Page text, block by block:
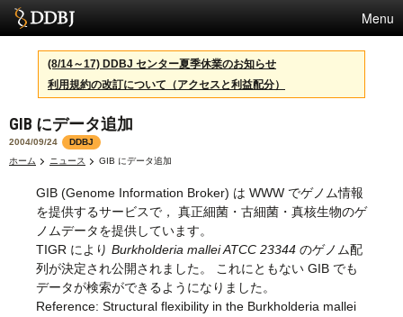
Menu
サービス
スパコン
統計
活動
センターについて
利用規約
問合せ
(8/14～17) DDBJ センター夏季休業のお知らせ
利用規約の改訂について（アクセスと利益配分）
GIB にデータ追加
2004/09/24
DDBJ
ホーム
ニュース GIB にデータ追加
GIB (Genome Information Broker) は WWW でゲノム情報
を提供するサービスで， 真正細菌・古細菌・真核生物のゲ
ノムデータを提供しています。
TIGR により Burkholderia mallei ATCC 23344 のゲノム配
列が決定され公開されました。 これにともない GIB でも
データが検索ができるようになりました。
Reference: Structural flexibility in the Burkholderia mallei